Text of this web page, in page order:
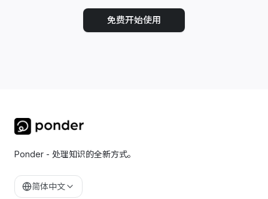
免费开始使用
Ponder - 处理知识的全新方式。
简体中文